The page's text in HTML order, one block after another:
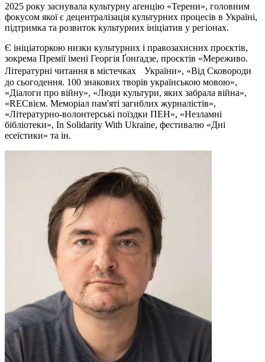
2025 року заснувала культурну аґенцію «Терени», головним
фокусом якої є децентралізація культурних процесів в Україні,
підтримка та розвиток культурних ініціатив у регіонах.
Є ініціаторкою низки культурних і правозахисних проєктів,
зокрема Премії імені Георгія Ґонґадзе, проєктів «Мереживо.
Літературні читання в містечках України», «Від Сковороди
до сьогодення. 100 знакових творів українською мовою»,
«Діалоги про війну», «Люди культури, яких забрала війна»,
«RЕСвієм. Меморіал пам'яті загиблих журналістів»,
«Літературно-волонтерські поїздки ПЕН», «Незламні
бібліотеки», In Solidarity With Ukraine, фестивалю «Дні
есеїстики» та ін.